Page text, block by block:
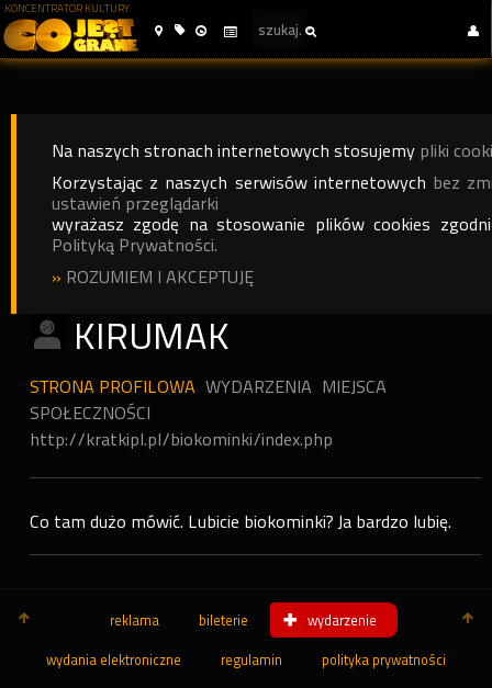
KONCENTRATOR KULTURY
Na naszych stronach internetowych stosujemy pliki
Korzystając z naszych serwisów internetowych bez
ustawień przeglądarki
wyrażasz zgodę na stosowanie plików cookies
Polityką Prywatności.
» ROZUMIEM I AKCEPTUJĘ
KIRUMAK
STRONA PROFILOWA WYDARZENIA MIEJSCA
SPOŁECZNOŚCI
http://kratkipl.pl/biokominki/index.php
Co tam dużo mówić. Lubicie biokominki? Ja bardzo lubię.
reklama bileterie wydarzenie
wydania elektroniczne regulamin polityka prywatności